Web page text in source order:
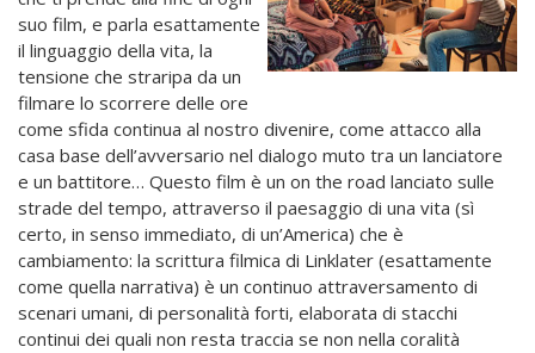
suo film, e parla esattamente
il linguaggio della vita, la
tensione che straripa da un
filmare lo scorrere delle ore
come sfida continua al nostro divenire, come attacco alla
casa base dell’avversario nel dialogo muto tra un lanciatore
e un battitore… Questo film è un on the road lanciato sulle
strade del tempo, attraverso il paesaggio di una vita (sì
certo, in senso immediato, di un’America) che è
cambiamento: la scrittura filmica di Linklater (esattamente
come quella narrativa) è un continuo attraversamento di
scenari umani, di personalità forti, elaborata di stacchi
continui dei quali non resta traccia se non nella coralità